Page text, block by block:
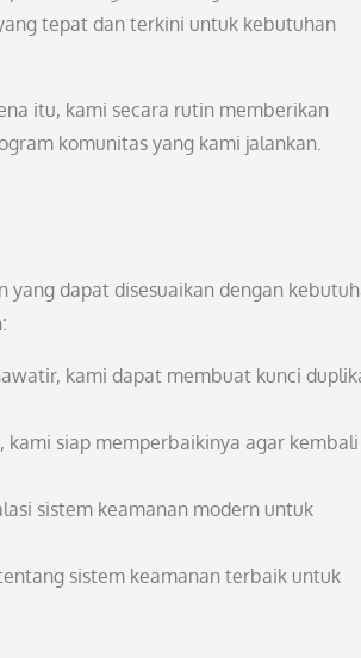
tepat dan terkini untuk kebutuhan
itu, kami secara rutin memberikan
komunitas yang kami jalankan.
yang dapat disesuaikan dengan
kami dapat membuat kunci
kami siap memperbaikinya agar kembali
sistem keamanan modern untuk
sistem keamanan terbaik untuk